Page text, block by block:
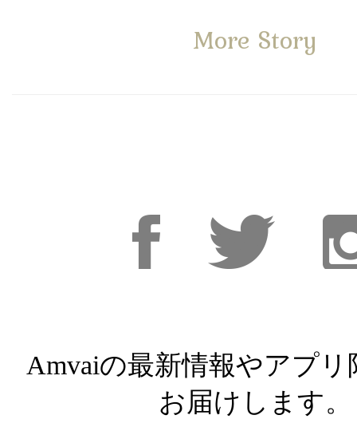
More Story
Amvaiの最新情報やアプリ
お届けします。